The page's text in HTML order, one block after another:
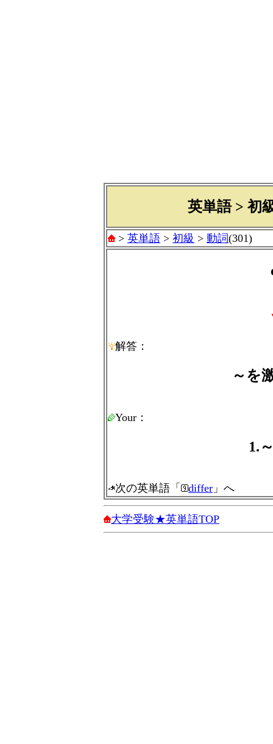
英単語 > 初
> 英単語 > 初級 > 動詞(301)
解答：
～を
Your：
1.
次の英単語「 differ 」へ
大学受験★英単語TOP